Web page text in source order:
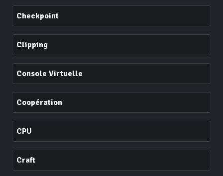
Checkpoint
Clipping
Console Virtuelle
Coopération
CPU
Craft